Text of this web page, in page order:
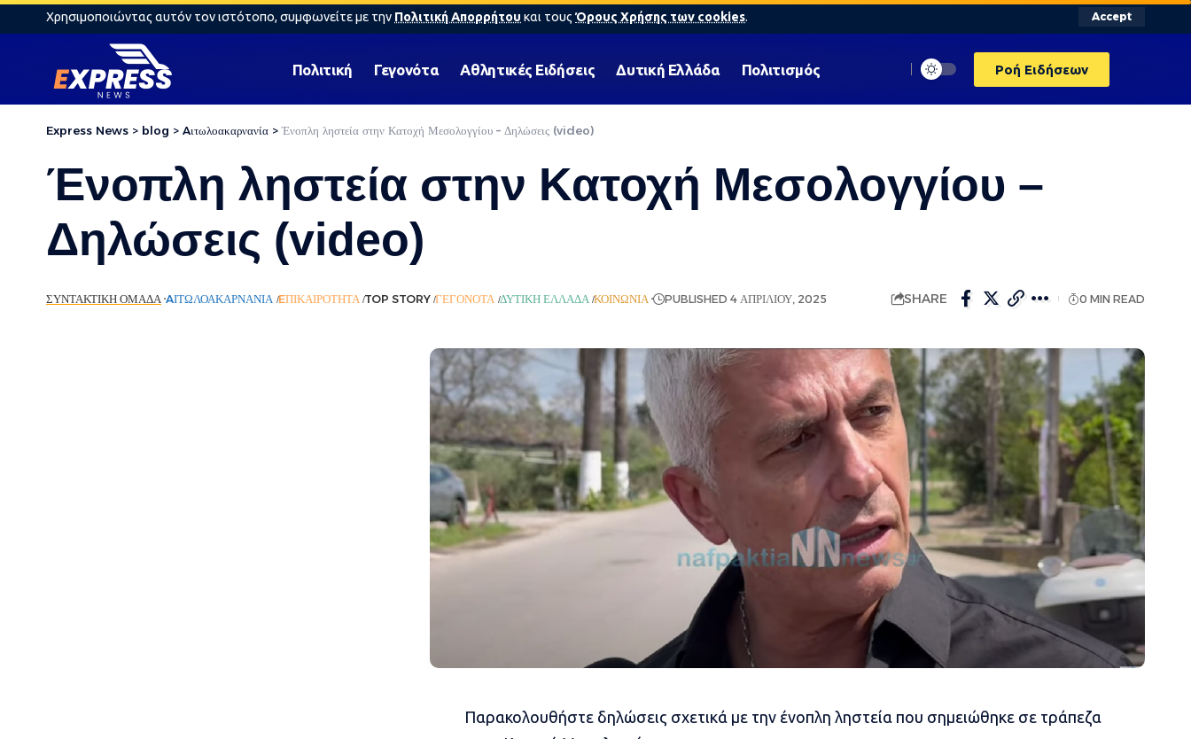
Χρησιμοποιώντας αυτόν τον ιστότοπο, συμφωνείτε με την Πολιτική Απορρήτου και τους Όρους Χρήσης των cookies. Accept
Πολιτική Γεγονότα Αθλητικές Ειδήσεις Δυτική Ελλάδα Πολιτισμός Ροή Ειδήσεων
Express News > blog > Aιτωλοακαρνανία >Ένοπλη ληστεία στην Κατοχή Μεσολογγίου – Δηλώσεις (video)
Ένοπλη ληστεία στην Κατοχή Μεσολογγίου –
Δηλώσεις (video)
ΣΥΝΤΑΚΤΙΚΉ ΟΜΆΔΑ AΙΤΩΛΟΑΚΑΡΝΑΝΊΑ EΠΙΚΑΙΡΌΤΗΤΑ TOP STORY ΓΕΓΟΝΌΤΑ ΔΥΤΙΚΉ ΕΛΛΆΔΑ ΚΟΙΝΩΝΊΑ PUBLISHED 4 ΑΠΡΙΛΊΟΥ, 2025 SHARE 0 MIN READ
Παρακολουθήστε δηλώσεις σχετικά με την ένοπλη ληστεία που σημειώθηκε σε τράπεζα